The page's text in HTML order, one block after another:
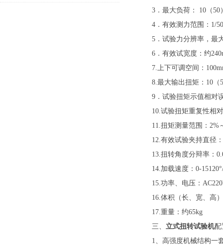
3 ． 最大负荷： 10 （50
4 ． 有效测力范围： 1/
5 ． 试验力分辨率，最
6 ． 有效试宽度 ： 约240
7.上下可调空间：
8.最大输出扭矩： 10 （
9 ．试验扭矩示值相对
10.试验扭矩重复性相
11.扭矩测量范围： 2%
12.有效试验夹持直径
13.扭转角度分辩率：
14.加载速度： 0-15120°
15.功率、电压：
16.体积（长、宽、高
17.重量：约65kg
三、 立式扭转试验机配
1、高强度机械结构一